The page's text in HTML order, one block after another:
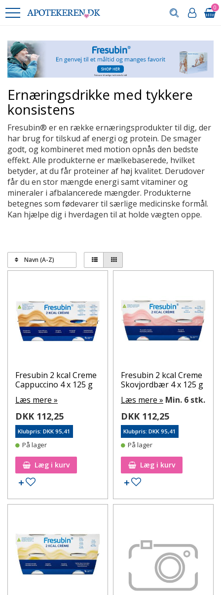
0
Ernæringsdrikke med tykkere
konsistens
Fresubin® er en række ernæringsprodukter til dig, der
har brug for tilskud af energi og protein. De smager
godt, og kombineret med motion opnås den bedste
effekt. Alle produkterne er mælkebaserede, hvilket
betyder, at du får proteiner af høj kvalitet. Derudover
får du en stor mængde energi samt vitaminer og
mineraler i afbalancerede mængder. Produkterne
betegnes som fødevarer til særlige medicinske formål.
Kan hjælpe dig i hverdagen til at holde vægten oppe.
Navn (A-Z)
Fresubin 2 kcal Creme
Cappuccino 4 x 125 g
Læs mere »
DKK 112,25
Klubpris: DKK 95,41
På lager
Læg i kurv
Tilføj til ønskeseddel
Fresubin 2 kcal Creme
Skovjordbær 4 x 125 g
Læs mere » Min. 6 stk.
DKK 112,25
Klubpris: DKK 95,41
På lager
Læg i kurv
Tilføj til ønskeseddel